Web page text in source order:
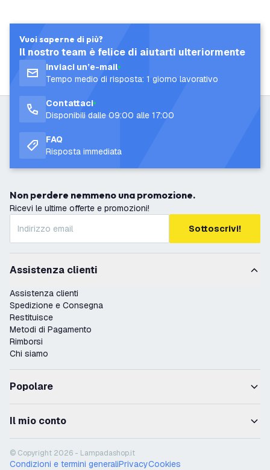
Vuoi saperne di più?
Il nostro team è felice di aiutarti ulteriormente
Inviaci un’e-mail
Tempo medio di risposta: 1 giorno lavorativo
Contattaci
Disponibili dalle 09:00 alle 17:00
FAQ
Risposta immediata
Non perdere nemmeno una promozione.
Ricevi le ultime offerte e promozioni!
Sottoscrivi!
Assistenza clienti
Assistenza clienti
Spedizione e Consegna
Restituisce
Metodi di Pagamento
Rimborsi
Chi siamo
Popolare
Il mio conto
© Copyright 2026 - Lampadashop.it
Condizioni e termini generaliPrivacyCookies